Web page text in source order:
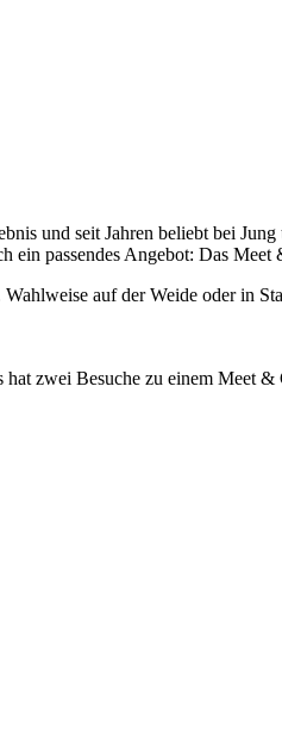
und seit Jahren beliebt bei
ein passendes Angebot: Das Meet
auf der Weide oder in
zwei Besuche zu einem Meet